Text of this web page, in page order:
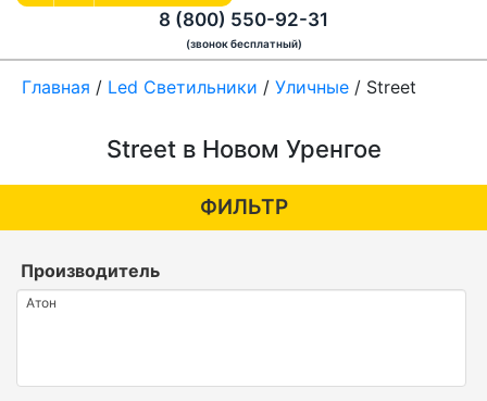
8 (800) 550-92-31
(звонок бесплатный)
Главная / Led Светильники / Уличные / Street
Street в Новом Уренгое
ФИЛЬТР
Производитель